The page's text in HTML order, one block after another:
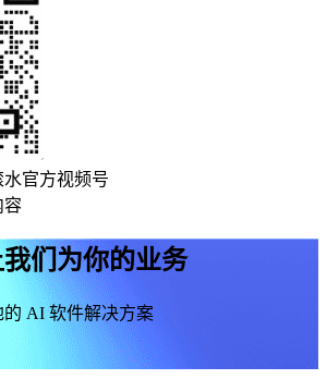
官方视频号
容
们为你的业务
AI 软件解决方案